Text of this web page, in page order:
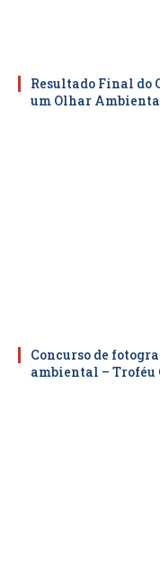
Resultado Final do
um Olhar
Concurso de
ambiental – Troféu